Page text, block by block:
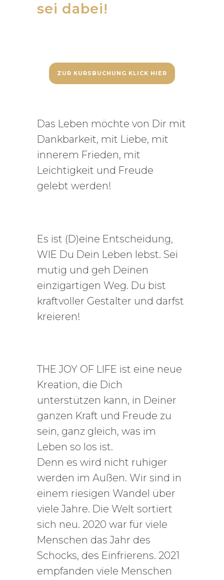
sei dabei!
ZUR KURSBUCHUNG KLICK HIER
Das Leben möchte von Dir mit
Dankbarkeit, mit Liebe, mit
innerem Frieden, mit
Leichtigkeit und Freude
gelebt werden!
Es ist (D)eine Entscheidung,
WIE Du Dein Leben lebst. Sei
mutig und geh Deinen
einzigartigen Weg. Du bist
kraftvoller Gestalter und darfst
kreieren!
THE JOY OF LIFE ist eine neue
Kreation, die Dich
unterstützen kann, in Deiner
ganzen Kraft und Freude zu
sein, ganz gleich, was im
Leben so los ist.
Denn es wird nicht ruhiger
werden im Außen. Wir sind in
einem riesigen Wandel über
viele Jahre. Die Welt sortiert
sich neu. 2020 war für viele
Menschen das Jahr des
Schocks, des Einfrierens. 2021
empfanden viele Menschen